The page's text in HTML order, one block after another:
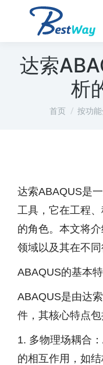
达索
析
您在这里：
首页 按功
达索ABAQUS是
工具，它在工程
的角色。本文将
领域以及其在不同
ABAQUS的基本
ABAQUS是由达
件，其核心特点包
1. 多物理场耦合
的相互作用，如